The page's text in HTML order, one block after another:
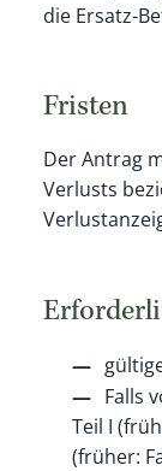
die Ersatz-
Fristen
Der Antrag
Verlusts
Falls
Teil I
(früher: